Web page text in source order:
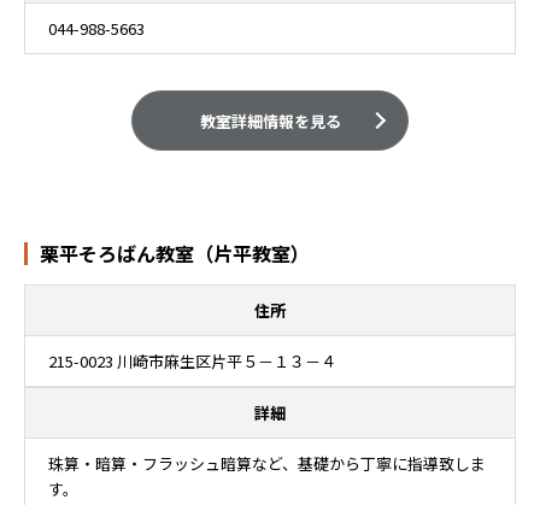
044-988-5663
教室詳細情報を見る
栗平そろばん教室（片平教室）
住所
215-0023 川崎市麻生区片平５－１３－４
詳細
珠算・暗算・フラッシュ暗算など、基礎から丁寧に指導致しま
す。